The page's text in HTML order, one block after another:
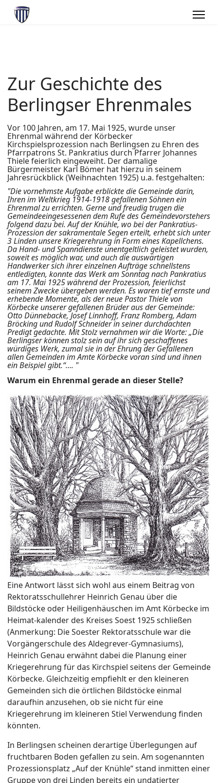
Zur Geschichte des
Berlingser Ehrenmales
Vor 100 Jahren, am 17. Mai 1925, wurde unser
Ehrenmal während der Körbecker
Kirchspielsprozession nach Berlingsen zu Ehren des
Pfarrpatrons St. Pankratius durch Pfarrer Johannes
Thiele feierlich eingeweiht. Der damalige
Bürgermeister Karl Bömer hat hierzu in seinem
Jahresrückblick (Weihnachten 1925) u.a. festgehalten:
"Die vornehmste Aufgabe erblickte die Gemeinde darin,
Ihren im Weltkrieg 1914-1918 gefallenen Söhnen ein
Ehrenmal zu errichten. Gerne und freudig trugen die
Gemeindeeingesessenen dem Rufe des Gemeindevorstehers
folgend dazu bei. Auf der Knühle, wo bei der Pankratius-
Prozession der sakramentale Segen erteilt, erhebt sich unter
3 Linden unsere Kriegerehrung in Form eines Kapellchens.
Da Hand- und Spanndienste unentgeltlich geleistet wurden,
soweit es möglich war, und auch die auswärtigen
Handwerker sich ihrer einzelnen Aufträge schnellstens
entledigten, konnte das Werk am Sonntag nach Pankratius
am 17. Mai 1925 während der Prozession, feierlichst
seinem Zwecke übergeben werden. Es waren tief ernste und
erhebende Momente, als der neue Pastor Thiele von
Körbecke unserer gefallenen Brüder aus der Gemeinde:
Otto Dünnebacke, Josef Linnhoff, Franz Romberg, Adam
Bröcking und Rudolf Schneider in seiner durchdachten
Predigt gedachte. Mit Stolz vernahmen wir die Worte: „Die
Berlingser können stolz sein auf ihr sich geschaffenes
würdiges Werk, zumal sie in der Ehrung der Gefallenen
allen Gemeinden im Amte Körbecke voran sind und ihnen
ein Beispiel gibt.“…. "
Warum ein Ehrenmal gerade an dieser Stelle?
Eine Antwort lässt sich wohl aus einem Beitrag von
Rektoratsschullehrer Heinrich Genau über die
Bildstöcke oder Heiligenhäuschen im Amt Körbecke im
Heimat-kalender des Kreises Soest 1925 schließen
(Anmerkung: Die Soester Rektoratsschule war die
Vorgängerschule des Aldegrever-Gymnasiums),
Heinrich Genau erwähnt dabei die Planung einer
Kriegerehrung für das Kirchspiel seitens der Gemeinde
Körbecke. Gleichzeitig empfiehlt er den kleineren
Gemeinden sich die örtlichen Bildstöcke einmal
daraufhin anzusehen, ob sie nicht für eine
Kriegerehrung im kleineren Stiel Verwendung finden
könnten.
In Berlingsen scheinen derartige Überlegungen auf
fruchtbaren Boden gefallen zu sein. Am sogenannten
Prozessionsplatz „Auf der Knühle“ stand inmitten einer
Gruppe von drei Linden bereits ein undatierter